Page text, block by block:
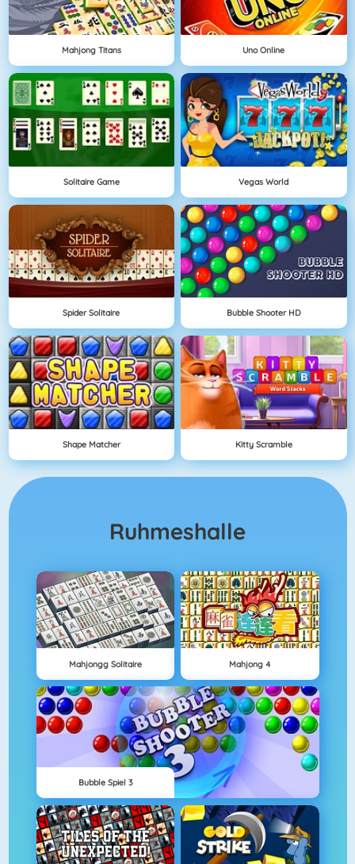
Mahjong Titans Uno Online
Solitaire Game Vegas World
Spider Solitaire Bubble Shooter HD
Shape Matcher Kitty Scramble
Ruhmeshalle
Mahjongg Solitaire Mahjong 4
Bubble Spiel 3